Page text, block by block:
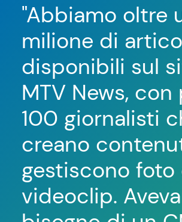
"Abbiamo oltre
milione di
disponibili sul
MTV News,
100 giornalisti
creano
gestiscono foto
videoclip.